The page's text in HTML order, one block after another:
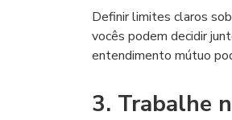
Definir limites claros
vocês podem decidir
entendimento mútuo
3. Trabalhe